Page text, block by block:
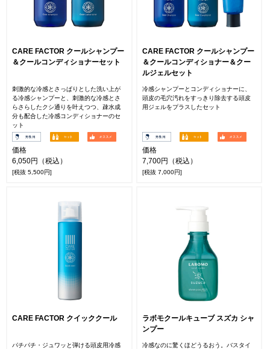
CARE FACTOR クールシャンプー
＆クールコンディショナーセット
刺激的な冷感とさっぱりとした洗い上が
る冷感シャンプーと、刺激的な冷感とさ
らさらしたクシ通りを叶えつつ、疎水成
分も配合した冷感コンディショナーのセ
ット
価格
6,050円（税込）
[税抜 5,500円]
CARE FACTOR クールシャンプー
＆クールコンディショナー＆クー
ルジェルセット
冷感シャンプーとコンディショナーに、
頭皮の毛穴汚れをすっきり除去する頭皮
用ジェルをプラスしたセット
価格
7,700円（税込）
[税抜 7,000円]
CARE FACTOR クイッククール
パチパチ・ジュワッと弾ける頭皮用冷感
ラボモクールキューブ スズカ シャ
ンプー
冷感なのに驚くほどうるおう。バスタイ